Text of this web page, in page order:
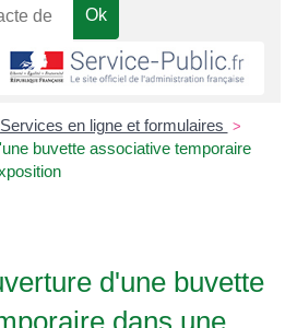
Services en ligne et formulaires >
buvette associative temporaire
d'une buvette
dans une